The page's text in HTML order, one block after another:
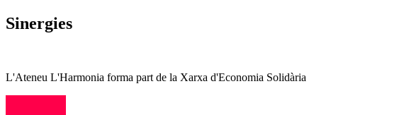
Sinergies
L'Ateneu L'Harmonia forma part de la Xarxa d'Economia Solidària